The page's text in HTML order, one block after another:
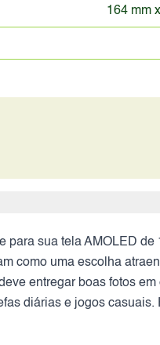
164 mm
sua tela AMOLED
como uma escolha
entregar boas fotos
diárias e jogos